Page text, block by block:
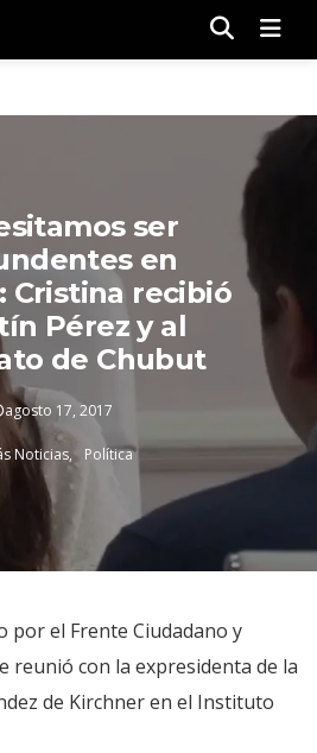
ser
en
Cristina recibió
Pérez y al
de Chubut
agosto 17, 2017
Noticias Política
por el Frente Ciudadano y
reunió con la expresidenta de la
de Kirchner en el Instituto